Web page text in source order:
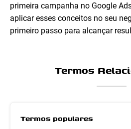
primeira campanha no Google
aplicar esses conceitos no seu
primeiro passo para alcançar
Termos
Termos populares